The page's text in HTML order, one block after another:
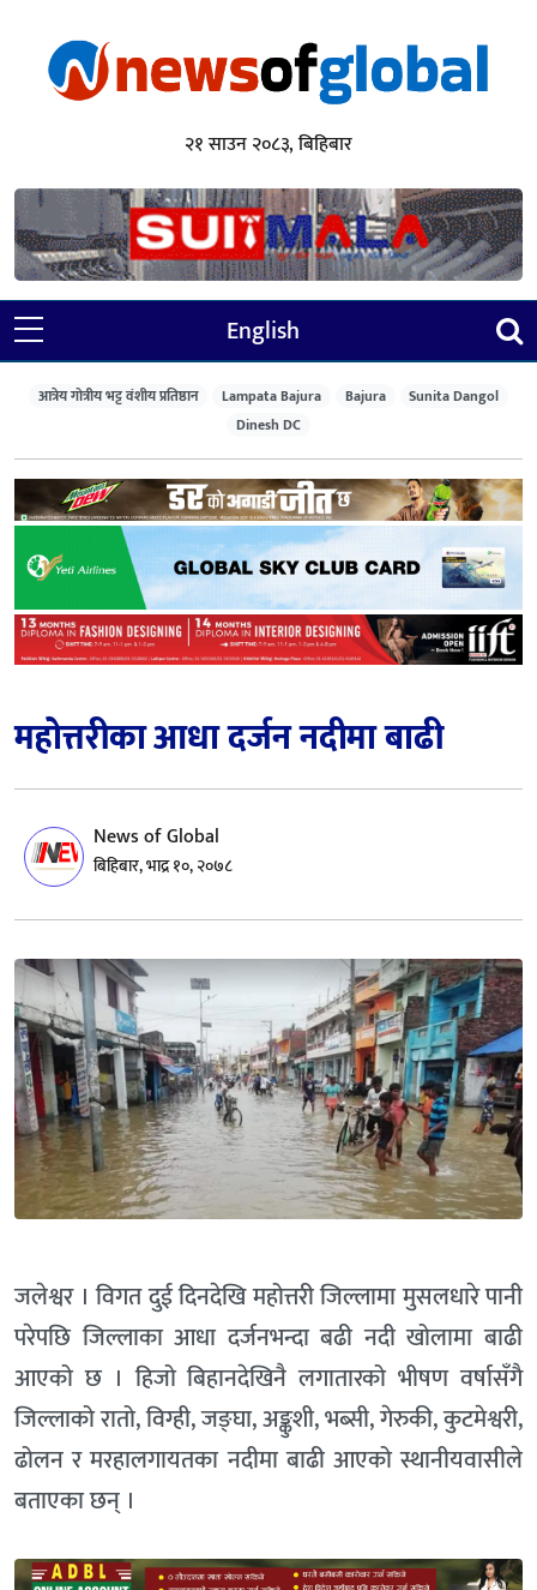
२१ साउन २०८३, बिहिबार
English
आत्रेय गोत्रीय भट्ट वंशीय प्रतिष्ठान Lampata Bajura Bajura
Sunita Dangol
Dinesh DC
महोत्तरीका आधा दर्जन नदीमा बाढी
News of Global
बिहिबार, भाद्र १०, २०७८
जलेश्वर । विगत दुई दिनदेखि महोत्तरी जिल्लामा मुसलधारे पानी
परेपछि जिल्लाका आधा दर्जनभन्दा बढी नदी खोलामा बाढी
आएको छ । हिजो बिहानदेखिनै लगातारको भीषण वर्षासँगै
जिल्लाको रातो, विग्ही, जङ्घा, अङ्कुशी, भब्सी, गेरुकी, कुटमेश्वरी,
ढोलन र मरहालगायतका नदीमा बाढी आएको स्थानीयवासीले
बताएका छन् ।